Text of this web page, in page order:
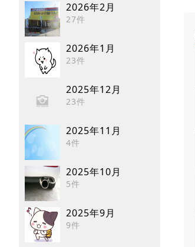
2026年2月
27件
2026年1月
23件
2025年12月
23件
2025年11月
4件
2025年10月
5件
2025年9月
9件